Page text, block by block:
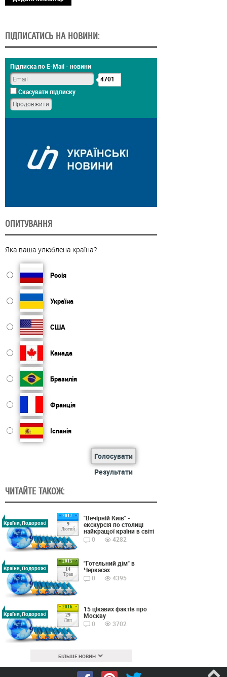
ПІДПИСАТИСЬ НА НОВИНИ:
Підписка по E-Mail - новини
4701
Скасувати підписку
ОПИТУВАННЯ
Яка ваша улюблена країна?
Росія
Україна
США
Канада
Бразилія
Франція
Іспанія
Голосувати
Результати
ЧИТАЙТЕ ТАКОЖ:
2017
9
Лютий
Країни, Подорожі
"Вечірній Київ" -
екскурсія по столиці
найкращої країни в світі
0
4282
2015
14
Трав
Країни, Подорожі
"Готельний дім" в
Черкасах
0
4395
2016
29
Лип
Країни, Подорожі
15 цікавих фактів про
Москву
0
3702
БІЛЬШЕ НОВИН